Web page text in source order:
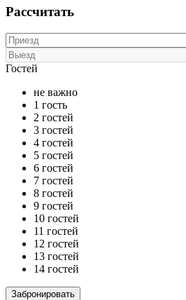
Рассчитать
Гостей
не важно
1 гость
2 гостей
3 гостей
4 гостей
5 гостей
6 гостей
7 гостей
8 гостей
9 гостей
10 гостей
11 гостей
12 гостей
13 гостей
14 гостей